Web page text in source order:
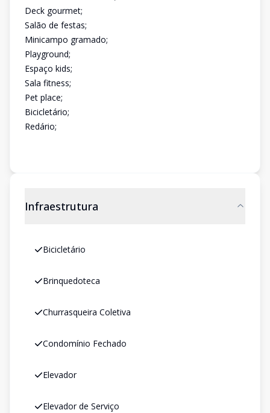
Deck gourmet;
Salão de festas;
Minicampo gramado;
Playground;
Espaço kids;
Sala fitness;
Pet place;
Bicicletário;
Redário;
Infraestrutura
Bicicletário
Brinquedoteca
Churrasqueira Coletiva
Condomínio Fechado
Elevador
Elevador de Serviço